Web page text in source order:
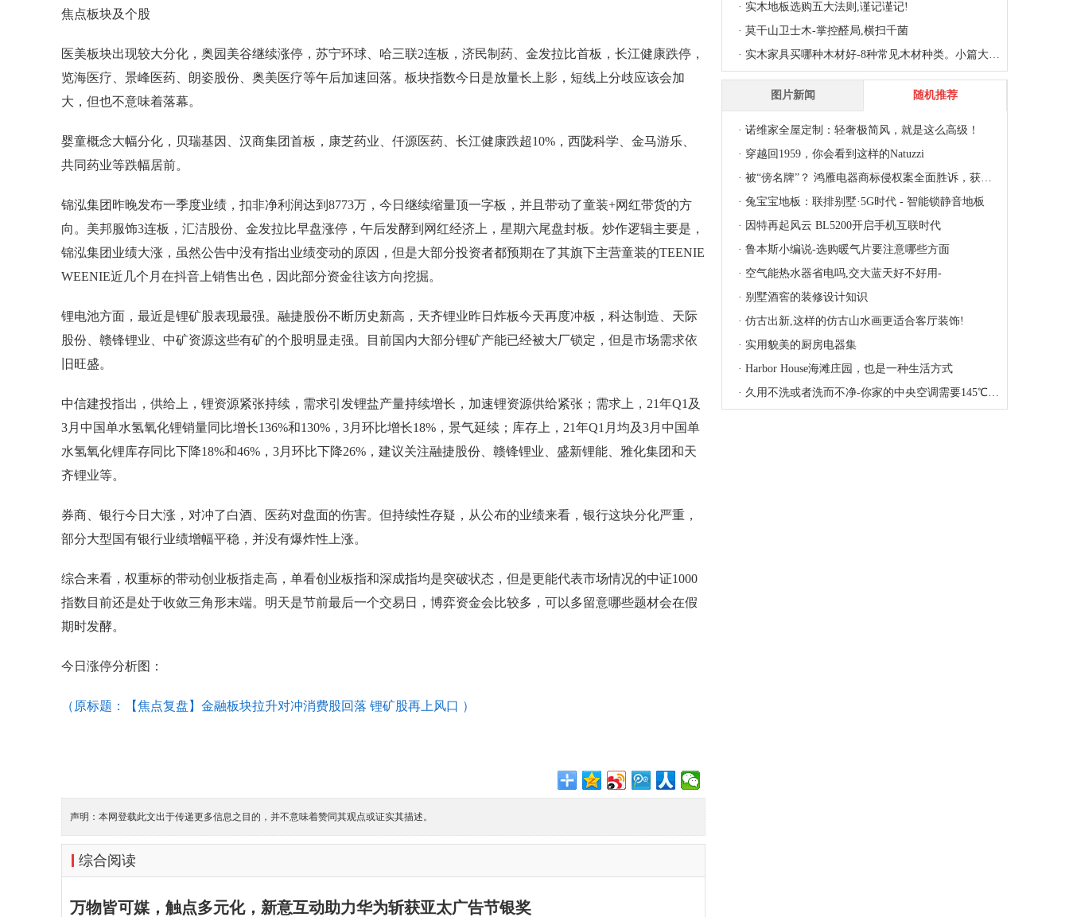
焦点板块及个股
医美板块出现较大分化，奥园美谷继续涨停，苏宁环球、哈三联2连板，济民制药、金发拉比首板，长江健康跌停，
览海医疗、景峰医药、朗姿股份、奥美医疗等午后加速回落。板块指数今日是放量长上影，短线上分歧应该会加
大，但也不意味着落幕。
婴童概念大幅分化，贝瑞基因、汉商集团首板，康芝药业、仟源医药、长江健康跌超10%，西陇科学、金马游乐、
共同药业等跌幅居前。
锦泓集团昨晚发布一季度业绩，扣非净利润达到8773万，今日继续缩量顶一字板，并且带动了童装+网红带货的方
向。美邦服饰3连板，汇洁股份、金发拉比早盘涨停，午后发酵到网红经济上，星期六尾盘封板。炒作逻辑主要是，
锦泓集团业绩大涨，虽然公告中没有指出业绩变动的原因，但是大部分投资者都预期在了其旗下主营童装的TEENIE
WEENIE近几个月在抖音上销售出色，因此部分资金往该方向挖掘。
锂电池方面，最近是锂矿股表现最强。融捷股份不断历史新高，天齐锂业昨日炸板今天再度冲板，科达制造、天际
股份、赣锋锂业、中矿资源这些有矿的个股明显走强。目前国内大部分锂矿产能已经被大厂锁定，但是市场需求依
旧旺盛。
中信建投指出，供给上，锂资源紧张持续，需求引发锂盐产量持续增长，加速锂资源供给紧张；需求上，21年Q1及
3月中国单水氢氧化锂销量同比增长136%和130%，3月环比增长18%，景气延续；库存上，21年Q1月均及3月中国单
水氢氧化锂库存同比下降18%和46%，3月环比下降26%，建议关注融捷股份、赣锋锂业、盛新锂能、雅化集团和天
齐锂业等。
券商、银行今日大涨，对冲了白酒、医药对盘面的伤害。但持续性存疑，从公布的业绩来看，银行这块分化严重，
部分大型国有银行业绩增幅平稳，并没有爆炸性上涨。
综合来看，权重标的带动创业板指走高，单看创业板指和深成指均是突破状态，但是更能代表市场情况的中证1000
指数目前还是处于收敛三角形末端。明天是节前最后一个交易日，博弈资金会比较多，可以多留意哪些题材会在假
期时发酵。
今日涨停分析图：
（原标题：【焦点复盘】金融板块拉升对冲消费股回落 锂矿股再上风口 ）
声明：本网登载此文出于传递更多信息之目的，并不意味着赞同其观点或证实其描述。
综合阅读
万物皆可媒，触点多元化，新意互动助力华为斩获亚太广告节银奖
· 实木地板选购五大法则,谨记谨记!
· 莫干山卫士木-掌控醛局,横扫千菌
· 实木家具买哪种木材好-8种常见木材种类。小篇大道问答
图片新闻 随机推荐
舒适热水即刻享，能率R10Q燃气热水器让零冷水沐浴成为可能
时间冻结美国在春天营造清新宜人的家用中央空调
怎么消灭蚊子 超威贝贝健电蚊液让你手到蚊除
央媒关注艾芬达电热毛巾架 健康升级备受瞩目
今彩家具惊艳成都展,要为中国青少年量身打造高品质家具
家庭灯具怎么选-灯具选购要“因地制宜”
热点精选岩板定制 就选依诺 - 硬核新国货,劝你别错过!
板式组合鞋柜特点和色彩搭配